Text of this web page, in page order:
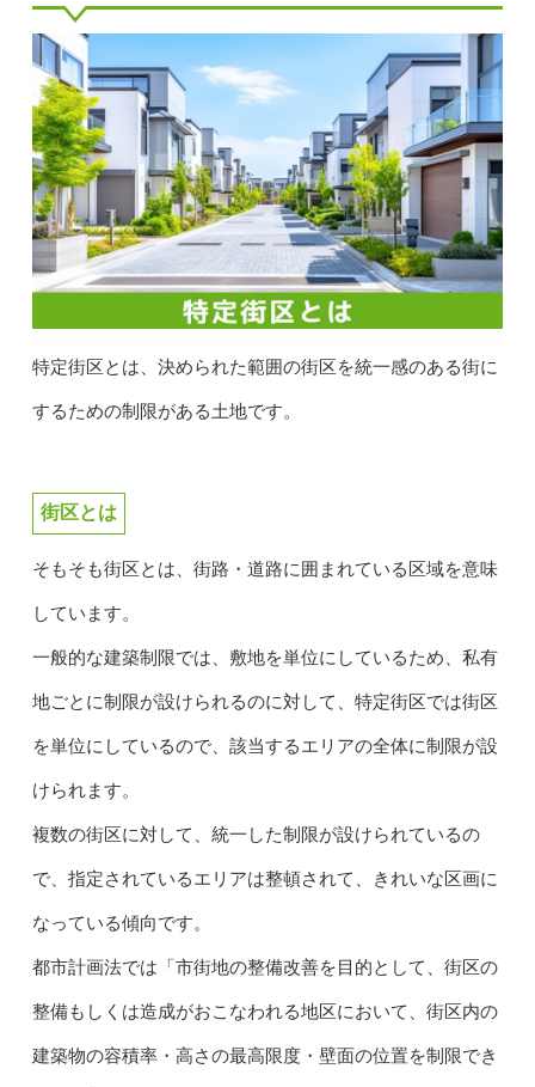
特定街区とは、決められた範囲の街区を統一感のある街に
するための制限がある土地です。
街区とは
そもそも街区とは、街路・道路に囲まれている区域を意味
しています。
一般的な建築制限では、敷地を単位にしているため、私有
地ごとに制限が設けられるのに対して、特定街区では街区
を単位にしているので、該当するエリアの全体に制限が設
けられます。
複数の街区に対して、統一した制限が設けられているの
で、指定されているエリアは整頓されて、きれいな区画に
なっている傾向です。
都市計画法では「市街地の整備改善を目的として、街区の
整備もしくは造成がおこなわれる地区において、街区内の
建築物の容積率・高さの最高限度・壁面の位置を制限でき